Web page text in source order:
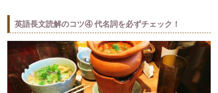
英語長文読解のコツ④ 代名詞を必ずチェック！